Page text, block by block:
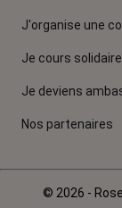
J'organise une
Je cours solidaire
Je deviens
Nos partenaires
© 2026 -